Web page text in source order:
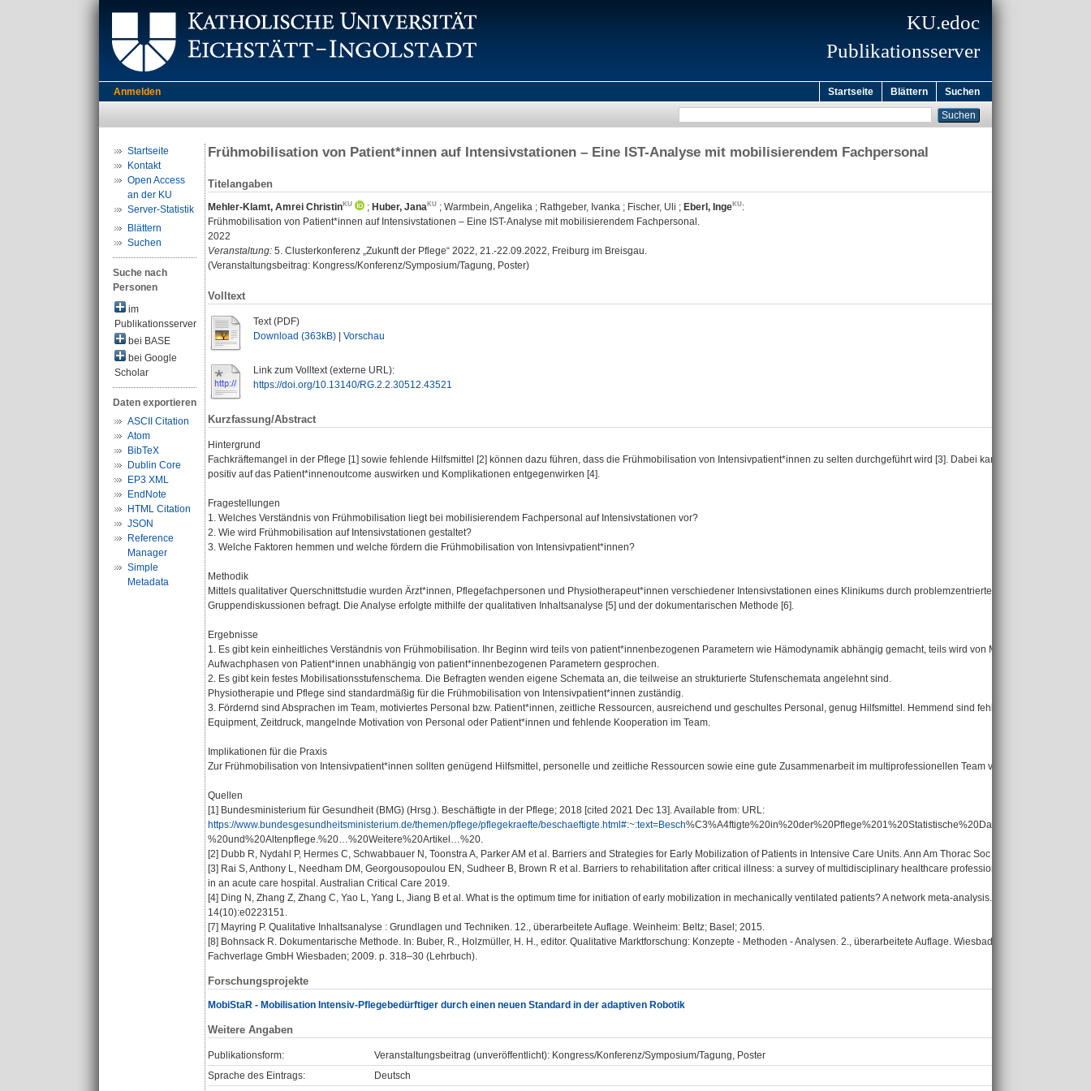
KU.edoc
Publikationsserver
Anmelden Startseite Blättern Suchen
Startseite
Kontakt
Open Access
an der KU
Server-Statistik
Blättern
Suchen
Suche nach
Personen
im
Publikationsserver
bei BASE
bei Google
Scholar
Daten exportieren
ASCII Citation
Atom
BibTeX
Dublin Core
EP3 XML
EndNote
HTML Citation
JSON
Reference
Manager
Simple
Metadata
Frühmobilisation von Patient*innen auf Intensivstationen – Eine IST-Analyse mit mobilisierendem Fachpersonal
Titelangaben
Mehler-Klamt, Amrei Christin ; Huber, Jana ; Warmbein, Angelika ; Rathgeber, Ivanka ; Fischer, Uli ; Eberl, Inge
:
Frühmobilisation von Patient*innen auf Intensivstationen – Eine IST-Analyse mit mobilisierendem Fachpersonal.
2022
Veranstaltung: 5. Clusterkonferenz „Zukunft der Pflege“ 2022, 21.-22.09.2022, Freiburg im Breisgau.
(Veranstaltungsbeitrag: Kongress/Konferenz/Symposium/Tagung, Poster)
Volltext
Text (PDF)
Download (363kB)
Vorschau
Link zum Volltext (externe URL):
https://doi.org/10.13140/RG.2.2.30512.43521
Kurzfassung/Abstract
Hintergrund
Fachkräftemangel in der Pflege [1] sowie fehlende Hilfsmittel [2] können dazu führen, dass die Frühmobilisation von Intensivpatient*innen zu selten durchgeführt wird [3]. Dabei kann sich diese
positiv auf das Patient*innenoutcome auswirken und Komplikationen entgegenwirken [4].
Fragestellungen
1. Welches Verständnis von Frühmobilisation liegt bei mobilisierendem Fachpersonal auf Intensivstationen vor?
2. Wie wird Frühmobilisation auf Intensivstationen gestaltet?
3. Welche Faktoren hemmen und welche fördern die Frühmobilisation von Intensivpatient*innen?
Methodik
Mittels qualitativer Querschnittstudie wurden Ärzt*innen, Pflegefachpersonen und Physiotherapeut*innen verschiedener Intensivstationen eines Klinikums durch problemzentrierte Interviews sowie
Gruppendiskussionen befragt. Die Analyse erfolgte mithilfe der qualitativen Inhaltsanalyse [5] und der dokumentarischen Methode [6].
Ergebnisse
1. Es gibt kein einheitliches Verständnis von Frühmobilisation. Ihr Beginn wird teils von patient*innenbezogenen Parametern wie Hämodynamik abhängig gemacht, teils wird von
Aufwachphasen von Patient*innen unabhängig von patient*innenbezogenen Parametern gesprochen.
2. Es gibt kein festes Mobilisationsstufenschema. Die Befragten wenden eigene Schemata an, die teilweise an strukturierte Stufenschemata angelehnt sind.
Physiotherapie und Pflege sind standardmäßig für die Frühmobilisation von Intensivpatient*innen zuständig.
3. Fördernd sind Absprachen im Team, motiviertes Personal bzw. Patient*innen, zeitliche Ressourcen, ausreichend und geschultes Personal, genug Hilfsmittel. Hemmend sind fehlendes Personal und
Equipment, Zeitdruck, mangelnde Motivation von Personal oder Patient*innen und fehlende Kooperation im Team.
Implikationen für die Praxis
Zur Frühmobilisation von Intensivpatient*innen sollten genügend Hilfsmittel, personelle und zeitliche Ressourcen sowie eine gute Zusammenarbeit im multiprofessionellen Team vorhanden sein.
Quellen
[1] Bundesministerium für Gesundheit (BMG) (Hrsg.). Beschäftigte in der Pflege; 2018 [cited 2021 Dec 13]. Available from: URL:
https://www.bundesgesundheitsministerium.de/themen/pflege/pflegekraefte/beschaeftigte.html#:~:text=Besch
%20und%20Altenpflege.%20…%20Weitere%20Artikel…%20.
[2] Dubb R, Nydahl P, Hermes C, Schwabbauer N, Toonstra A, Parker AM et al. Barriers and Strategies for Early Mobilization of Patients in Intensive Care Units. Ann Am Thorac Soc 2016; 13(5):724–30.
[3] Rai S, Anthony L, Needham DM, Georgousopoulou EN, Sudheer B, Brown R et al. Barriers to rehabilitation after critical illness: a survey of multidisciplinary healthcare professionals caring for ICU
in an acute care hospital. Australian Critical Care 2019.
[4] Ding N, Zhang Z, Zhang C, Yao L, Yang L, Jiang B et al. What is the optimum time for initiation of early mobilization in mechanically ventilated patients? A network meta-analysis. PLoS ONE 2019;
14(10):e0223151.
[7] Mayring P. Qualitative Inhaltsanalyse : Grundlagen und Techniken. 12., überarbeitete Auflage. Weinheim: Beltz; Basel; 2015.
[8] Bohnsack R. Dokumentarische Methode. In: Buber, R., Holzmüller, H. H., editor. Qualitative Marktforschung: Konzepte - Methoden - Analysen. 2., überarbeitete Auflage. Wiesbaden: Gabler Verlag /
Fachverlage GmbH Wiesbaden; 2009. p. 318–30 (Lehrbuch).
Forschungsprojekte
MobiStaR - Mobilisation Intensiv-Pflegebedürftiger durch einen neuen Standard in der adaptiven Robotik
Weitere Angaben
Publikationsform:
Veranstaltungsbeitrag (unveröffentlicht): Kongress/Konferenz/Symposium/Tagung, Poster
Sprache des Eintrags:
Deutsch